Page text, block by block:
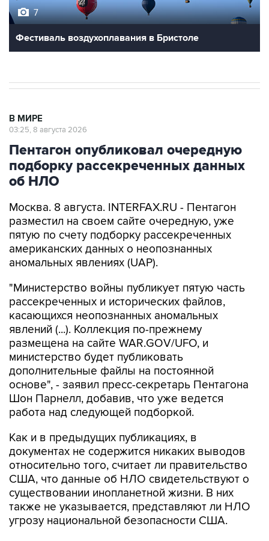
Фестиваль воздухоплавания в Бристоле
Пентагон опубликовал очередную
подборку рассекреченных данных
об НЛО
Москва. 8 августа. INTERFAX.RU - Пентагон
пятую по счету подборку рассекреченных
американских данных о неопознанных
аномальных явлениях (UAP).
"Министерство войны публикует пятую часть
касающихся неопознанных аномальных
явлений (...). Коллекция по-прежнему
размещена на сайте WAR.GOV/UFO, и
министерство будет публиковать
дополнительные файлы на постоянной
основе", - заявил пресс-секретарь Пентагона
Шон Парнелл, добавив, что уже ведется
работа над следующей подборкой.
Как и в предыдущих публикациях, в
относительно того, считает ли правительство
США, что данные об НЛО свидетельствуют о
существовании инопланетной жизни. В них
также не указывается, представляют ли НЛО
угрозу национальной безопасности США.
В Пентагоне подчеркивают, что публикация